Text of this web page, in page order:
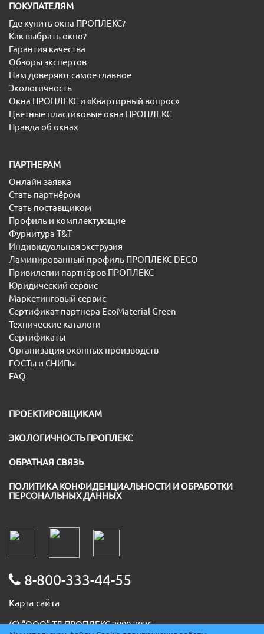
ПОКУПАТЕЛЯМ
Где купить окна ПРОПЛЕКС?
Как выбрать окно?
Гарантия качества
Обзоры экспертов
Нам доверяют самое главное
Экологичность
Окна ПРОПЛЕКС и «Квартирный вопрос»
Цветные пластиковые окна ПРОПЛЕКС
Правда об окнах
ПАРТНЕРАМ
Онлайн заявка
Стать партнёром
Стать поставщиком
Профиль и комплектующие
Фурнитура T&T
Индивидуальная экструзия
Ламинированный профиль ПРОПЛЕКС DECO
Привилегии партнёров ПРОПЛЕКС
Юридический сервис
Маркетинговый сервис
Сертификат партнера EcoMaterial Green
Технические каталоги
Сертификаты
Организация оконных производств
ГОСТы и СНИПы
FAQ
ПРОЕКТИРОВЩИКАМ
ЭКОЛОГИЧНОСТЬ ПРОПЛЕКС
ОБРАТНАЯ СВЯЗЬ
ПОЛИТИКА КОНФИДЕНЦИАЛЬНОСТИ И ОБРАБОТКИ
ПЕРСОНАЛЬНЫХ ДАННЫХ
8-800-333-44-55
Карта сайта
(С) “ООО” ТД ПРОПЛЕКС 2000-2026